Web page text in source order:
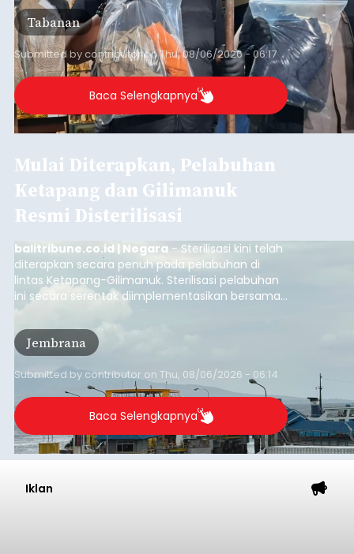
Tabanan
Submitted bycontributoronThu, 08/06/2026 - 06:17
Baca Selengkapnya
Mulai Diterapkan, Pelabuhan
Ketapang dan Gilimanuk
Resmi Disterilisasi
balitribune.co.id | Negara - Sterilisasi kini telah
diterapkan secara penuh pada pelabuhan di
lintas Ketapang-Gilimanuk. Sterilisasi pelabuhan
ini secara serentak diimplementasikan bersama
empat pelabuhan utama lainnya, yakni
Pelabuhan Merak, Bakauheni, Kayangan, dan
Lembar pada Rabu (5/8/2026).
Jembrana
Submitted by contributor on Thu, 08/06/2026 - 06:14
Baca Selengkapnya
Iklan